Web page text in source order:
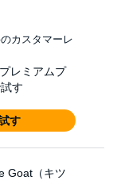
カスタマーレ
レミアムプ
す
す
Goat（キツ